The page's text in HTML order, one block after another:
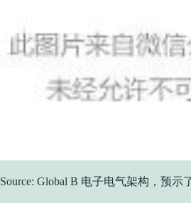
Source: Global B 电子电气架构，预示